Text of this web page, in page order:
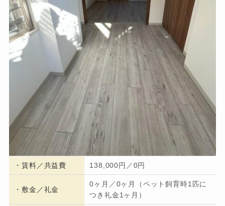
・賃料／共益費 138,000円／0円
・ 敷金／礼金
0ヶ月／0ヶ月（ペット飼育時1匹に
つき礼金1ヶ月）